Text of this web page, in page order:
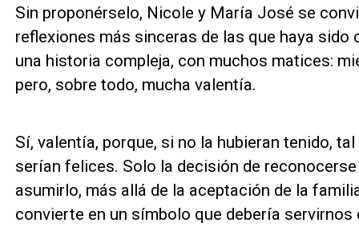
Sin proponérselo, Nicole y María José se
reflexiones más sinceras de las que haya
una historia compleja, con muchos matices:
pero, sobre todo, mucha valentía.
Sí, valentía, porque, si no la hubieran tenido,
serían felices. Solo la decisión de
asumirlo, más allá de la aceptación de la
convierte en un símbolo que debería